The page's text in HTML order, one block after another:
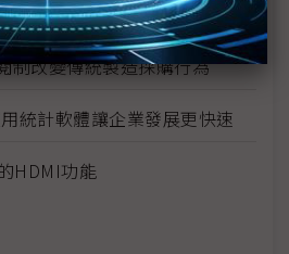
創投瞄準3大方向
改變傳統製造採購行為
統計軟體讓企業發展更快速
HDMI功能